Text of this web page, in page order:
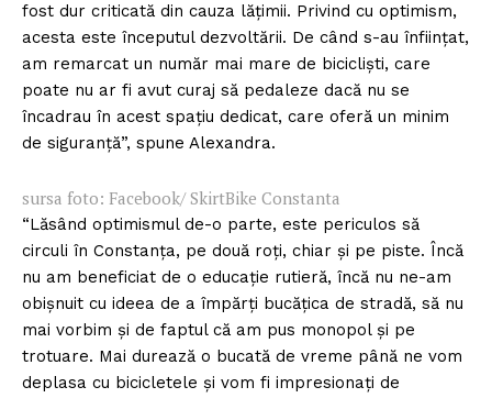
fost dur criticată din cauza lățimii. Privind cu optimism,
acesta este începutul dezvoltării. De când s-au înființat,
am remarcat un număr mai mare de bicicliști, care
poate nu ar fi avut curaj să pedaleze dacă nu se
încadrau în acest spațiu dedicat, care oferă un minim
de siguranță”, spune Alexandra.
sursa foto: Facebook/ SkirtBike Constanta
“Lăsând optimismul de-o parte, este periculos să
circuli în Constanța, pe două roți, chiar și pe piste. Încă
nu am beneficiat de o educație rutieră, încă nu ne-am
obișnuit cu ideea de a împărți bucățica de stradă, să nu
mai vorbim și de faptul că am pus monopol și pe
trotuare. Mai durează o bucată de vreme până ne vom
deplasa cu bicicletele și vom fi impresionați de